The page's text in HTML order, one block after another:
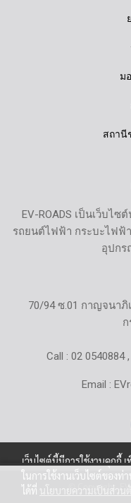
ม
สถานี
EV-ROADS เป็นเว็บไ
รถยนต์ไฟฟ้า กระบะไฟฟ้
อุปกร
70/94 ซ.01 กาญจนา
ก
Call : 02 0540884
Email :
© Copyright EV-
เว็บไซต์นี้มีการใช้งานคุกกี้
ในการใช้งานเว็บไซต์ของท่
ได้ที่ นโยบายความเป็นส่วน